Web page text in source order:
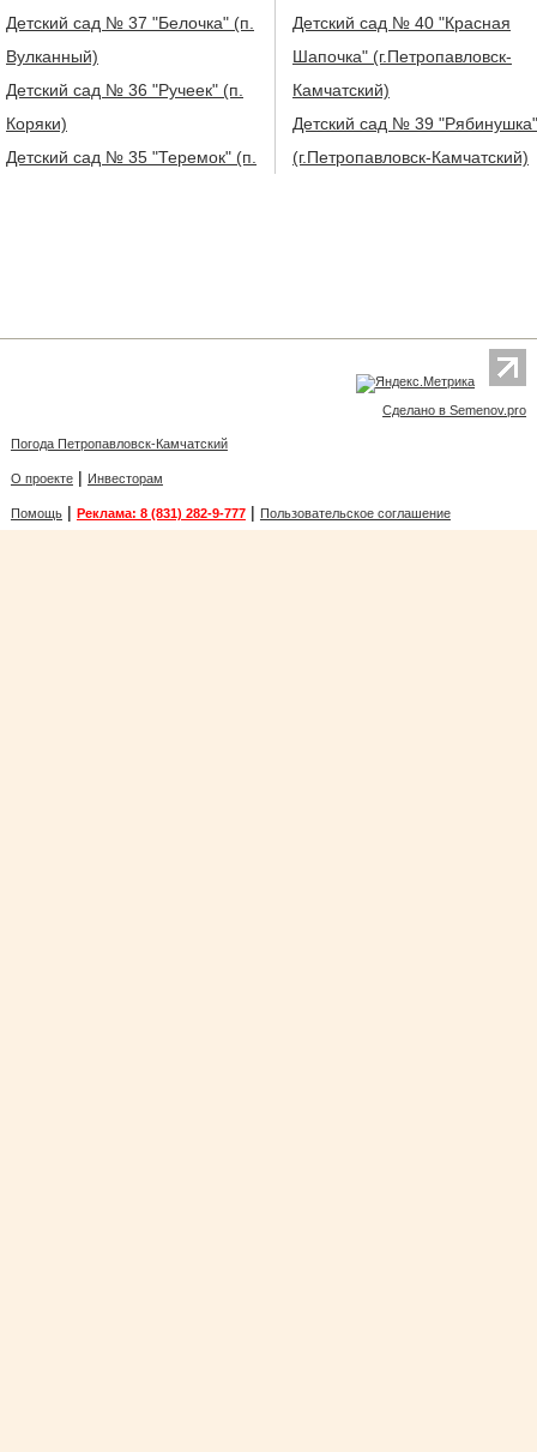
Детский сад № 37 "Белочка" (п.
Вулканный)
Детский сад № 36 "Ручеек" (п.
Коряки)
Детский сад № 35 "Теремок" (п.
Детский сад № 40 "Красная
Шапочка" (г.Петропавловск-
Камчатский)
Детский сад № 39 "Рябинушка"
(г.Петропавловск-Камчатский)
Сделано в Semenov.pro
Погода Петропавловск-Камчатский
О проекте| Инвесторам
Помощь| Реклама: 8 (831) 282-9-777| Пользовательское соглашение